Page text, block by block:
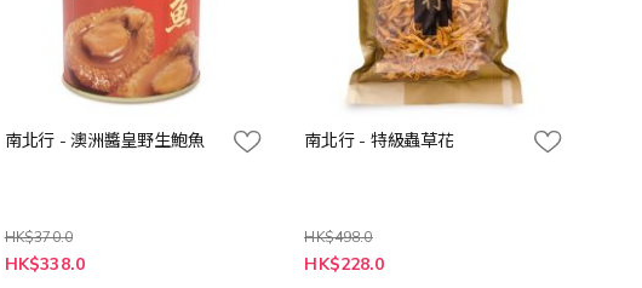
南北行 - 澳洲醬皇野生鮑魚
HK$370.0
特
殊
HK$338.0
南北行 - 特級蟲草花
HK$498.0
特
殊
HK$228.0